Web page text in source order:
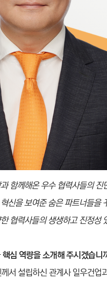
함께해온 우수 협력사들의
신을 보여준 숨은 파트너들
협력사들의 생생하고 진정성
심 역량을 소개해 주시겠습니
서 설립하신 관계사 일우건